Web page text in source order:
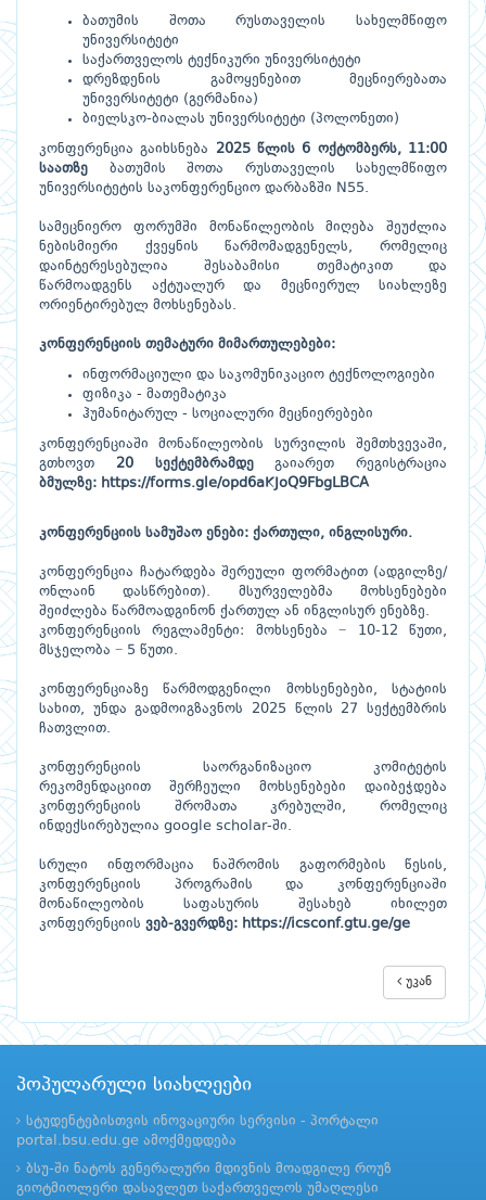
ბათუმის შოთა რუსთაველის სახელმწიფო
უნივერსიტეტი
საქართველოს ტექნიკური უნივერსიტეტი
დრეზდენის გამოყენებით მეცნიერებათა
უნივერსიტეტი (გერმანია)
ბიელსკო-ბიალას უნივერსიტეტი (პოლონეთი)
კონფერენცია გაიხსნება
2025 წლის 6 ოქტომბერს, 11:00
საათზე ბათუმის შოთა რუსთაველის სახელმწიფო
უნივერსიტეტის საკონფერენციო დარბაზში N55.
სამეცნიერო ფორუმში მონაწილეობის მიღება შეუძლია
ნებისმიერი ქვეყნის წარმომადგენელს, რომელიც
დაინტერესებულია შესაბამისი თემატიკით და
წარმოადგენს აქტუალურ და მეცნიერულ სიახლეზე
ორიენტირებულ მოხსენებას.
კონფერენციის თემატური მიმართულებები:
ინფორმაციული და საკომუნიკაციო ტექნოლოგიები
ფიზიკა - მათემატიკა
ჰუმანიტარულ - სოციალური მეცნიერებები
კონფერენციაში მონაწილეობის სურვილის შემთხვევაში,
გთხოვთ 20 სექტემბრამდეგაიარეთ რეგისტრაცია
ბმულზე: https://forms.gle/opd6aKJoQ9FbgLBCA
კონფერენციის სამუშაო ენები: ქართული, ინგლისური.
კონფერენცია ჩატარდება შერეული ფორმატით (ადგილზე/
ონლაინ დასწრებით). მსურველებმა მოხსენებები
შეიძლება წარმოადგინონ ქართულ ან ინგლისურ ენებზე.
კონფერენციის რეგლამენტი: მოხსენება − 10-12 წუთი,
მსჯელობა − 5 წუთი.
კონფერენციაზე წარმოდგენილი მოხსენებები, სტატიის
სახით, უნდა გადმოიგზავნოს 2025 წლის 27 სექტემბრის
ჩათვლით.
კონფერენციის საორგანიზაციო კომიტეტის
რეკომენდაციით შერჩეული მოხსენებები დაიბეჭდება
კონფერენციის შრომათა კრებულში, რომელიც
ინდექსირებულია google scholar-ში.
სრული ინფორმაცია ნაშრომის გაფორმების წესის,
კონფერენციის პროგრამის და კონფერენციაში
მონაწილეობის საფასურის შესახებ იხილეთ
კონფერენციის ვებ-გვერდზე: https://icsconf.gtu.ge/ge
უკან
პოპულარული სიახლეები
სტუდენტებისთვის ინოვაციური სერვისი - პორტალი
portal.bsu.edu.ge ამოქმედდება
ბსუ-ში ნატოს გენერალური მდივნის მოადგილე როუზ
გიოტმიოლერი დასავლეთ საქართველოს უმაღლესი